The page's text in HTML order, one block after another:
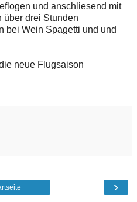
und anschliesend mit
über drei Stunden
bei Wein Spagetti und und
neue Flugsaison
›